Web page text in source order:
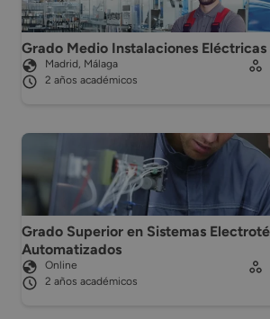
Grado Medio Instalaciones
Madrid, Málaga
2 años académicos
Grado Superior en Sistemas
Automatizados
Online
2 años académicos